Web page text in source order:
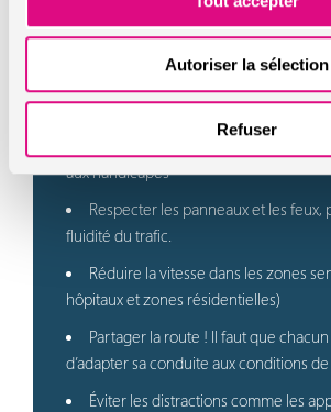
Autoriser la sélection
Refuser
Penser à laisser suffisamment
et piétons
cyclables
aux handicapés
Respecter les panneaux et les feux,
fluidité du trafic.
Réduire la vitesse dans les zones
hôpitaux et zones résidentielles)
Partager la route ! Il faut que
d’adapter sa conduite aux conditions
Éviter les distractions comme les